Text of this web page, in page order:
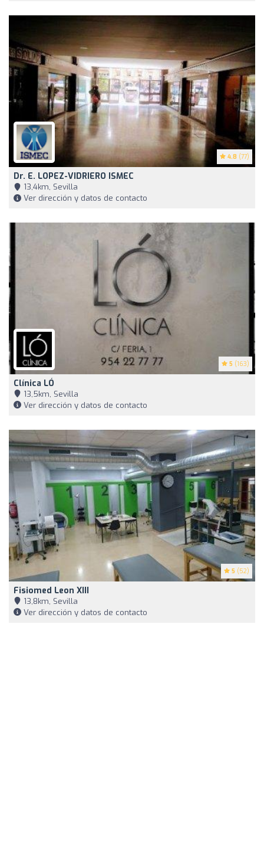
4.8 (77)
Dr. E. LOPEZ-VIDRIERO ISMEC
13,4km, Sevilla
Ver dirección y datos de contacto
5 (163)
Clínica LÓ
13,5km, Sevilla
Ver dirección y datos de contacto
5 (52)
Fisiomed Leon XIII
13,8km, Sevilla
Ver dirección y datos de contacto